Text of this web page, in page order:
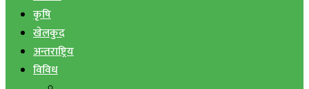
कृषि
खेलकुद
अन्तराष्ट्रिय
विविध